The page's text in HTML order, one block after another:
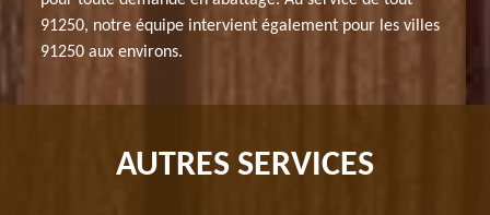
91250, notre équipe intervient également pour les villes
91250 aux environs.
AUTRES SERVICES